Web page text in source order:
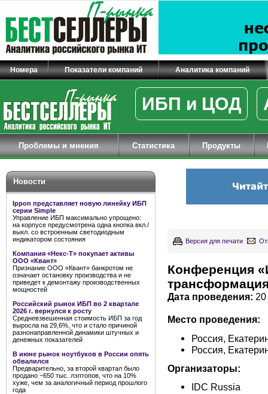
Номера Показатели компаний Аналитика компаний
ИБП и ЦОД
Проблемы и мнения Статистика Продукты
Новости
Ippon представляет новую линейку ИБП
серии Simple
Управление ИБП максимально упрощено:
на корпусе предусмотрена одна кнопка вкл./
выкл. со встроенным светодиодным
индикатором состояния
Компания «Некс-Т» покупает активы
ООО «Квант»
Признание ООО «Квант» банкротом не
означает остановку производства и не
приведет к демонтажу производственных
мощностей
Российский рынок ИБП во 2 квартале
2026 г. вернулся к росту
Средневзвешенная стоимость ИБП за год
выросла на 29,6%, что и стало причиной
разнонаправленной динамики штучных и
денежных показателей
В июне рынок ноутбуков в России опять
обвалился
Предварительно, за второй квартал было
продано ~650 тыс. лэптопов, что на 10%
хуже, чем за аналогичный период прошлого
года
Версия для печати
Конференция
Дата проведения: 20
Место проведения:
Россия,
Россия,
Организаторы:
IDC Russia